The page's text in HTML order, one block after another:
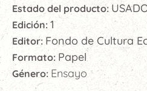
Estado del producto:
Edición: 1
Editor: Fondo de Cultura
Formato: Papel
Género: Ensayo